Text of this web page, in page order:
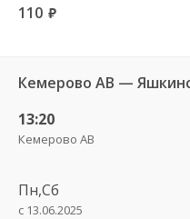
110 руб.
Кемерово АВ —
13:20
Кемерово АВ
Пн,Сб
с 13.06.2025